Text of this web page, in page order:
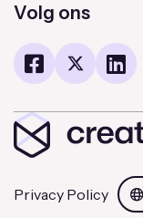
Volg ons
Privacy Policy